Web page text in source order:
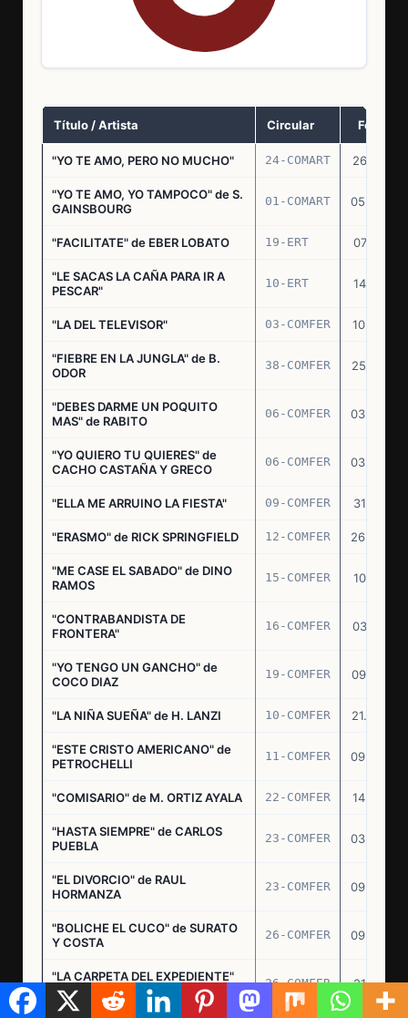
Título / Artista Circular Fecha
"YO TE AMO, PERO NO MUCHO" 24-COMART 26.11.69
"YO TE AMO, YO TAMPOCO" de S.
GAINSBOURG
01-COMART 05.02.70
"FACILITATE" de EBER LOBATO 19-ERT 07.10.70
"LE SACAS LA CAÑA PARA IR A
PESCAR"
10-ERT 14.07.71
"LA DEL TELEVISOR" 03-COMFER 10.01.73
"FIEBRE EN LA JUNGLA" de B.
ODOR
38-COMFER 25.10.73
"DEBES DARME UN POQUITO
MAS" de RABITO
06-COMFER 03.05.74
"YO QUIERO TU QUIERES" de
CACHO CASTAÑA Y GRECO
06-COMFER 03.05.74
"ELLA ME ARRUINO LA FIESTA" 09-COMFER 31.07.74
"ERASMO" de RICK SPRINGFIELD 12-COMFER 26.09.74
"ME CASE EL SABADO" de DINO
RAMOS
15-COMFER 10.10.74
"CONTRABANDISTA DE
FRONTERA"
16-COMFER 03.12.74
"YO TENGO UN GANCHO" de
COCO DIAZ
19-COMFER 09.01.75
"LA NIÑA SUEÑA" de H. LANZI 10-COMFER 21.03.75
"ESTE CRISTO AMERICANO" de
PETROCHELLI
11-COMFER 09.04.75
"COMISARIO" de M. ORTIZ AYALA 22-COMFER 14.07.75
"HASTA SIEMPRE" de CARLOS
PUEBLA
23-COMFER 03.09.75
"EL DIVORCIO" de RAUL
HORMANZA
23-COMFER 09.09.75
"BOLICHE EL CUCO" de SURATO
Y COSTA
26-COMFER 09.09.75
"LA CARPETA DEL EXPEDIENTE"
de G. LEGUIZAMON
26-COMFER 21.10.75